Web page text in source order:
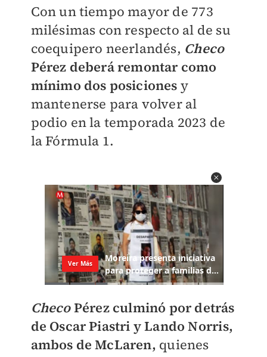
Con un tiempo mayor de 773
milésimas con respecto al de su
coequipero neerlandés, Checo
Pérez deberá remontar como
mínimo dos posiciones y
mantenerse para volver al
podio en la temporada 2023 de
la Fórmula 1.
ChecoPérez culminó por detrás
de Oscar Piastri y Lando Norris,
ambos de McLaren, quienes